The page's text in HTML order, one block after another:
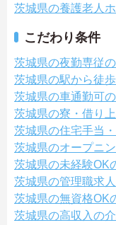
茨城県の養護老人
こだわり条件
茨城県の夜勤専従
茨城県の駅から徒
茨城県の車通勤可
茨城県の寮・借り
茨城県の住宅手当
茨城県のオープニ
茨城県の未経験OK
茨城県の管理職求
茨城県の無資格OK
茨城県の高収入の